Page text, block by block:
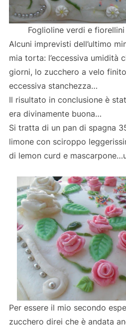
Foglioline verdi e
Alcuni imprevisti dell’ultimo
mia torta: l’eccessiva umidità
giorni, lo zucchero a velo
eccessiva stanchezza…
Il risultato in conclusione è
era divinamente buona…
Si tratta di un pan di spagna
limone con sciroppo
di lemon curd e
Per essere il mio secondo
zucchero direi che è andata